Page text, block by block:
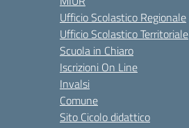
Ufficio Scolastico Regionale
Ufficio Scolastico Territoriale
Scuola in Chiaro
Iscrizioni On Line
Invalsi
Comune
Sito Cicolo didattico